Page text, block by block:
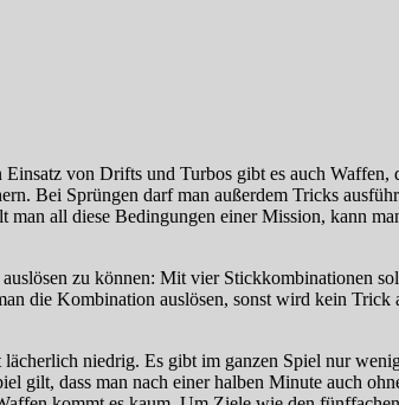
von Drifts und Turbos gibt es auch Waffen,
Bei Sprüngen darf man außerdem Tricks
all diese Bedingungen einer Mission, kann
zu können: Mit vier Stickkombinationen
die Kombination auslösen, sonst wird kein Trick
niedrig. Es gibt im ganzen Spiel nur
gilt, dass man nach einer halben Minute auch